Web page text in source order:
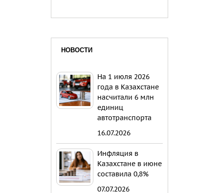
НОВОСТИ
На 1 июля 2026
года в Казахстане
насчитали 6 млн
единиц
автотранспорта
16.07.2026
Инфляция в
Казахстане в июне
составила 0,8%
07.07.2026